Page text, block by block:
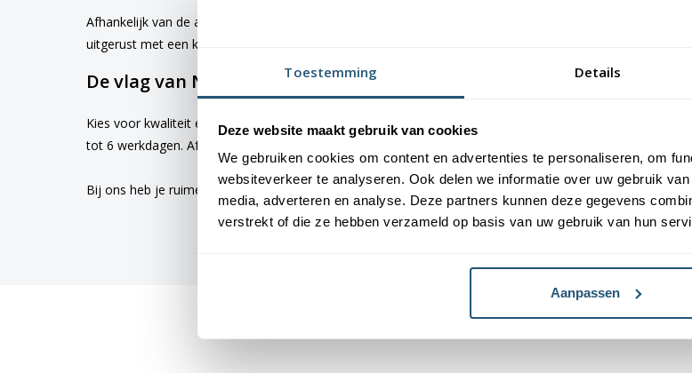
Toestemming Details
Deze website maakt gebruik van cookies
We gebruiken cookies om content en advertenties te personaliseren, om
websiteverkeer te analyseren. Ook delen we informatie over uw gebruik
media, adverteren en analyse. Deze partners kunnen deze gegevens
verstrekt of die ze hebben verzameld op basis van uw gebruik van hun
Aanpassen
Afhankelijk van de afmetingen die je kiest, worden de vlaggen voorzien van verschillende
uitgerust met een koord en lusje, terwijl de grotere maten van 150x225 cm en 200x300 cm zijn voorzien
De vlag van Naarden bestellen
Kies voor kwaliteit en betrouwbaarheid met vlaggen van Vlaggen Unie. Alle dorps- en stadsvlaggen
tot 6 werkdagen. Afhankelijk van de locatie hebben vlaggen een gemiddelde levensduur van 3 tot 6
Bij ons heb je ruime keus uitvlaggen. Altijd met de hoogste kwaliteit vlaggendoek, printing en afwerking.